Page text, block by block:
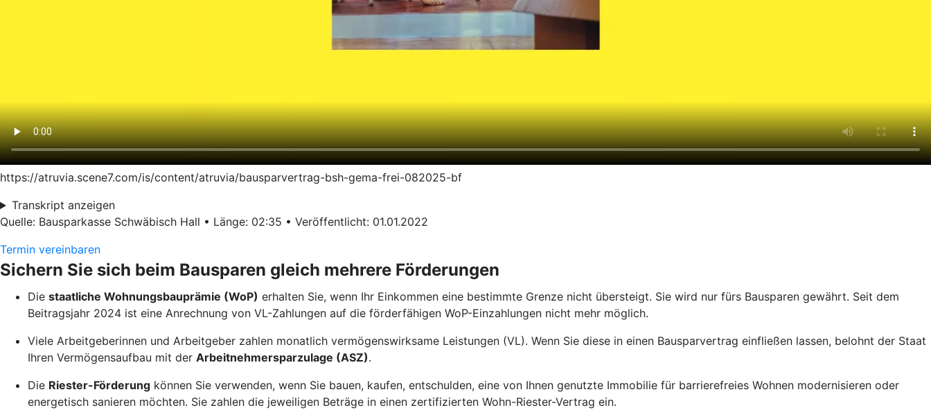
https://atruvia.scene7.com/is/content/atruvia/bausparvertrag-bsh-gema-frei-082025-bf
Transkript anzeigen
Quelle: Bausparkasse Schwäbisch Hall • Länge: 02:35 • Veröffentlicht: 01.01.2022
Termin vereinbaren
Sichern Sie sich beim Bausparen gleich mehrere Förderungen
Die staatliche Wohnungsbauprämie (WoP) erhalten Sie, wenn Ihr Einkommen eine bestimmte Grenze nicht übersteigt. Sie wird nur fürs Bausparen gewährt. Seit dem
Beitragsjahr 2024 ist eine Anrechnung von VL-Zahlungen auf die förderfähigen WoP-Einzahlungen nicht mehr möglich.
Viele Arbeitgeberinnen und Arbeitgeber zahlen monatlich vermögenswirksame Leistungen (VL). Wenn Sie diese in einen Bausparvertrag einfließen lassen, belohnt der Staat
Ihren Vermögensaufbau mit der Arbeitnehmersparzulage (ASZ).
Die Riester-Förderung können Sie verwenden, wenn Sie bauen, kaufen, entschulden, eine von Ihnen genutzte Immobilie für barrierefreies Wohnen modernisieren oder
energetisch sanieren möchten. Sie zahlen die jeweiligen Beträge in einen zertifizierten Wohn-Riester-Vertrag ein.